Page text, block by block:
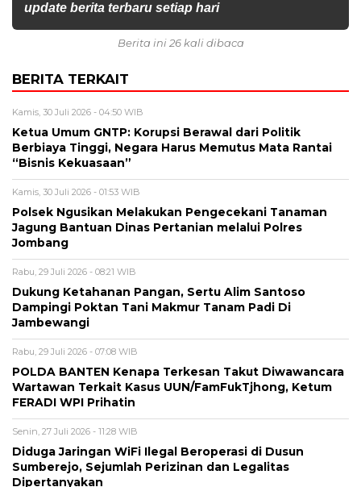
update berita terbaru setiap hari
Berita ini 26 kali dibaca
BERITA TERKAIT
Kamis, 30 Juli 2026 - 04:50 WIB
Ketua Umum GNTP: Korupsi Berawal dari Politik
Berbiaya Tinggi, Negara Harus Memutus Mata Rantai
“Bisnis Kekuasaan”
Kamis, 30 Juli 2026 - 01:53 WIB
Polsek Ngusikan Melakukan Pengecekani Tanaman
Jagung Bantuan Dinas Pertanian melalui Polres
Jombang
Rabu, 29 Juli 2026 - 08:21 WIB
Dukung Ketahanan Pangan, Sertu Alim Santoso
Dampingi Poktan Tani Makmur Tanam Padi Di
Jambewangi
Rabu, 29 Juli 2026 - 07:08 WIB
POLDA BANTEN Kenapa Terkesan Takut Diwawancara
Wartawan Terkait Kasus UUN/FamFukTjhong, Ketum
FERADI WPI Prihatin
Senin, 27 Juli 2026 - 11:28 WIB
Diduga Jaringan WiFi Ilegal Beroperasi di Dusun
Sumberejo, Sejumlah Perizinan dan Legalitas
Dipertanyakan